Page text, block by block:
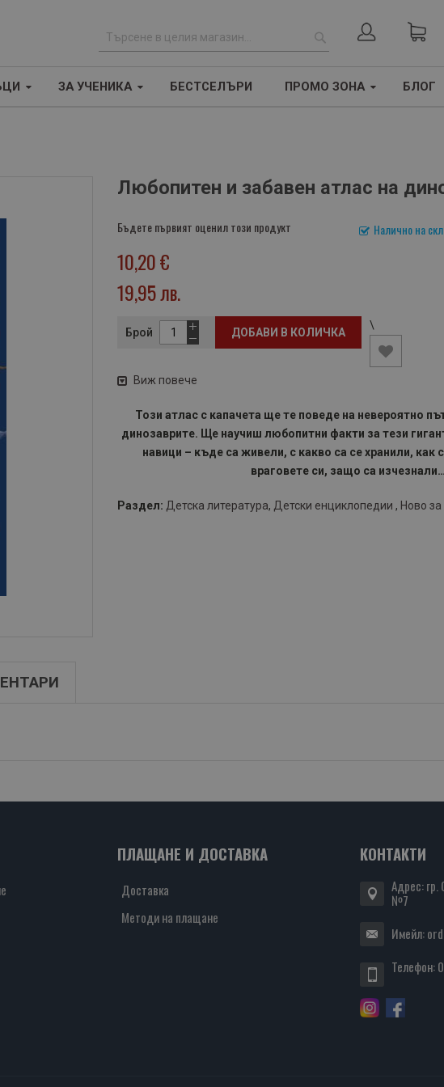
р
ТЪРСЕНЕ
ЗА УЧЕНИКА БЕСТСЕЛЪРИ ПРОМО ЗОНА БЛОГ
Любопитен и забавен атлас на
Налично на
Бъдете първият оценил този продукт
10,20 €
19,95 лв.
Брой ДОБАВИ В КОЛИЧКА
\
Виж повече
Този атлас с капачета ще те поведе на невероятно
динозаврите. Ще научиш любопитни факти за тези
навици – къде са живели, с какво са се хранили, как
враговете си, защо са изчезнали…
Раздел: Детска литература, Детски енциклопедии , Ново
ПЛАЩАНЕ И ДОСТАВКА
Доставка
Методи на плащане
КОНТАКТИ
Адрес: гр.
№7
Имейл:
Телефон: